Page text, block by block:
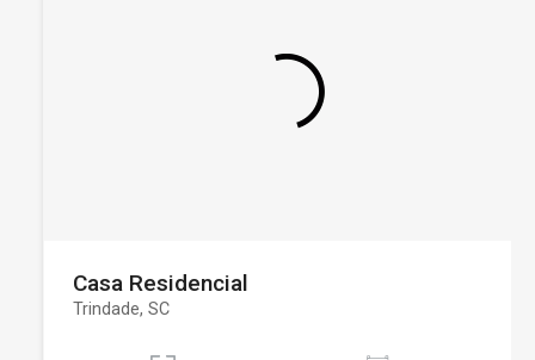
Casa Residencial
Trindade, SC